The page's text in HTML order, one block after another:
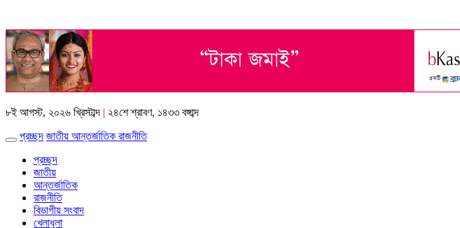
৮ই আগস্ট, ২০২৬ খ্রিস্টাব্দ | ২৪শে শ্রাবণ, ১৪৩৩ বঙ্গাব্দ
প্রচ্ছদ জাতীয় আন্তর্জাতিক রাজনীতি
প্রচ্ছদ
জাতীয়
আন্তর্জাতিক
রাজনীতি
বিভাগীয় সংবাদ
খেলাধুলা